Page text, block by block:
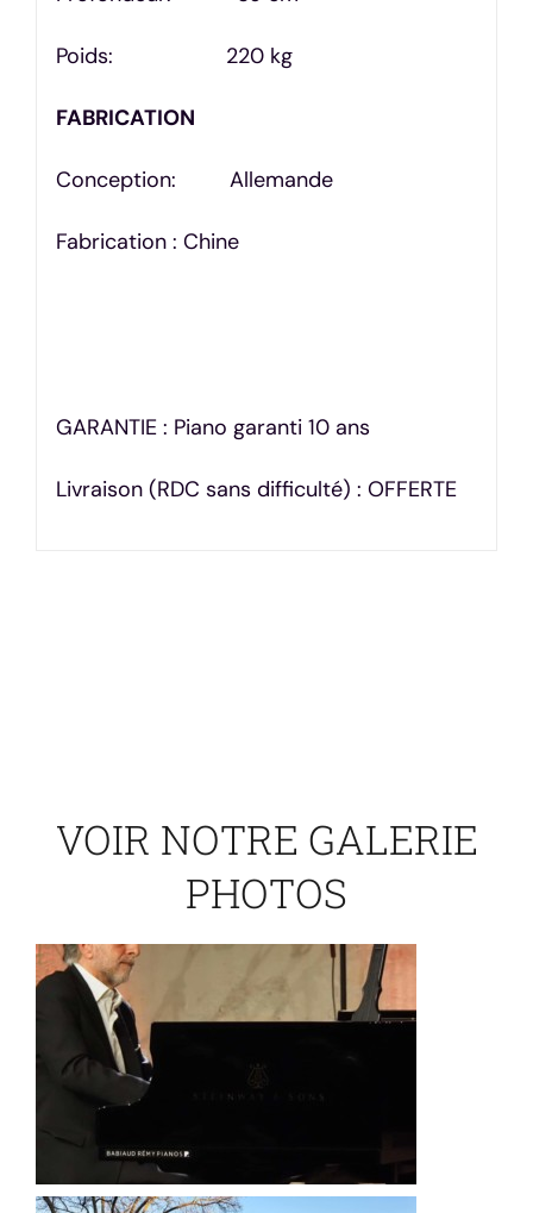
Poids: 220 kg
FABRICATION
Conception: Allemande
Fabrication : Chine
GARANTIE : Piano garanti 10 ans
Livraison (RDC sans difficulté) : OFFERTE
VOIR NOTRE GALERIE
PHOTOS